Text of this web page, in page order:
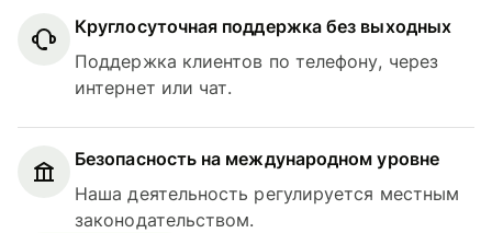
Круглосуточная поддержка без выходных
Поддержка клиентов по телефону, через
интернет или чат.
Безопасность на международном уровне
Наша деятельность регулируется местным
законодательством.